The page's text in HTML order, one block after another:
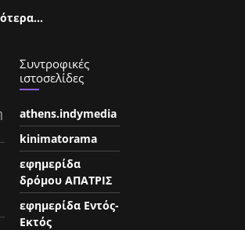
Συντροφικές
ιστοσελίδες
athens.indymedia
kinimatorama
εφημερίδα
δρόμου ΑΠΑΤΡΙΣ
εφημερίδα Εντός-
Εκτός